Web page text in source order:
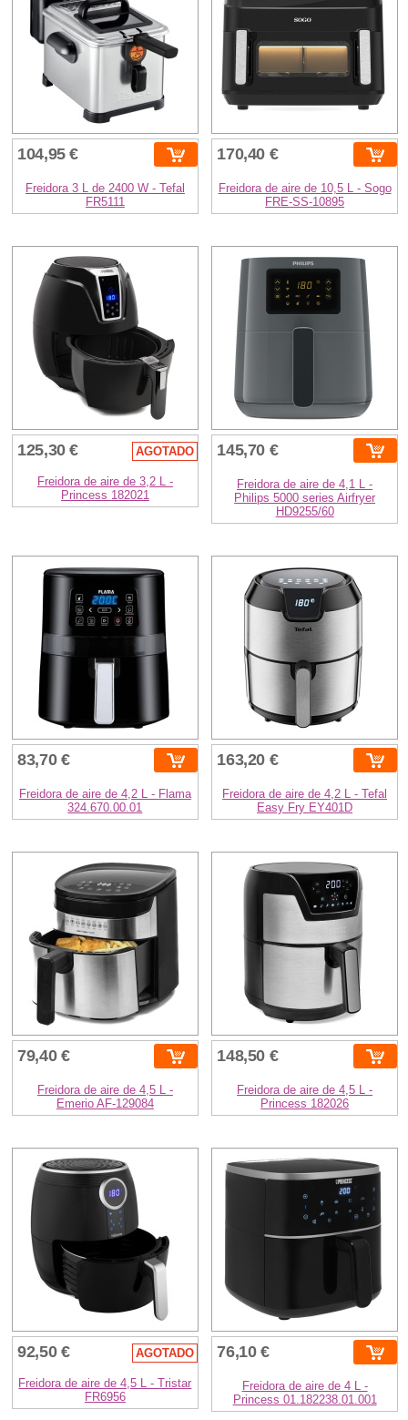
104,95 €
Freidora 3 L de 2400 W - Tefal
FR5111
170,40 €
Freidora de aire de 10,5 L - Sogo
FRE-SS-10895
125,30 € AGOTADO
Freidora de aire de 3,2 L -
Princess 182021
145,70 €
Freidora de aire de 4,1 L -
Philips 5000 series Airfryer
HD9255/60
83,70 €
Freidora de aire de 4,2 L - Flama
324.670.00.01
163,20 €
Freidora de aire de 4,2 L - Tefal
Easy Fry EY401D
79,40 €
Freidora de aire de 4,5 L -
Emerio AF-129084
148,50 €
Freidora de aire de 4,5 L -
Princess 182026
92,50 € AGOTADO
Freidora de aire de 4,5 L - Tristar
FR6956
76,10 €
Freidora de aire de 4 L -
Princess 01.182238.01.001